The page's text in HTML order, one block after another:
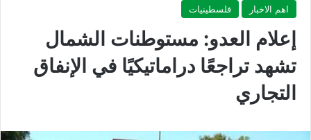
اهم الاخبار فلسطينيات
إعلام العدو: مستوطنات الشمال
تشهد تراجعًا دراماتيكيًا في الإنفاق
التجاري